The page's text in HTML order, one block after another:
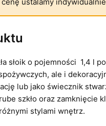
słoik o pojemności 1,4 l
ale i
lub jako świecznik
szkło oraz zamknięcie
stylami wnętrz.